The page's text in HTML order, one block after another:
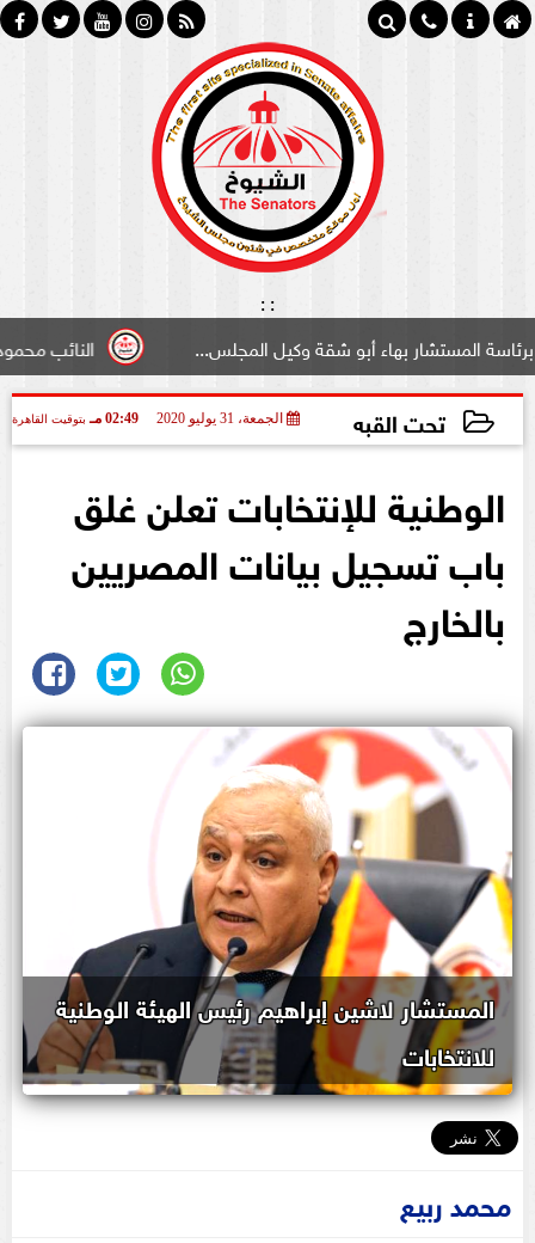
:
:
النائب محمود سامي
بهاء أبو شقة وكيل المجلس...
تحت القبه الجمعة، 31 يوليو 2020 02:49 مـ بتوقيت القاهرة
الوطنية للإنتخابات تعلن غلق
باب تسجيل بيانات المصريين
بالخارج
المستشار لاشين إبراهيم رئيس الهيئة الوطنية
للانتخابات
محمد ربيع